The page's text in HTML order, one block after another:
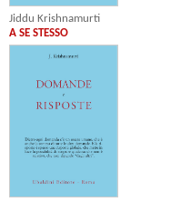
Jiddu Krishnamurti
A SE STESSO